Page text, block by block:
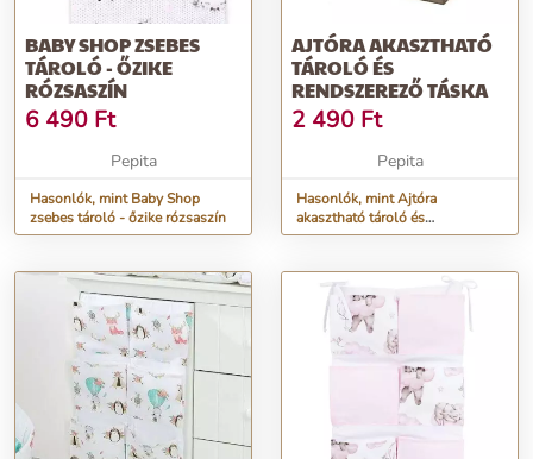
BABY SHOP ZSEBES
TÁROLÓ - ŐZIKE
RÓZSASZÍN
6 490 Ft
Pepita
Hasonlók, mint Baby Shop
zsebes tároló - őzike rózsaszín
AJTÓRA AKASZTHATÓ
TÁROLÓ ÉS
RENDSZEREZŐ TÁSKA
2 490 Ft
Pepita
Hasonlók, mint Ajtóra
akasztható tároló és
rendszerező táska